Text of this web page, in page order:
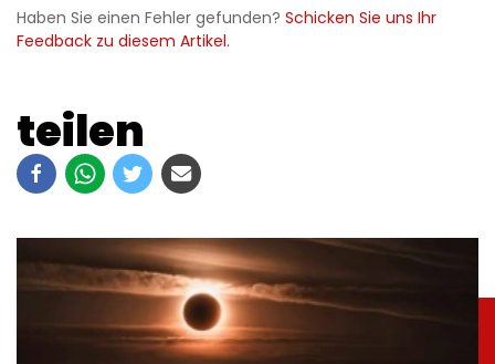
Haben Sie einen Fehler gefunden? Schicken Sie uns Ihr
Feedback zu diesem Artikel.
teilen